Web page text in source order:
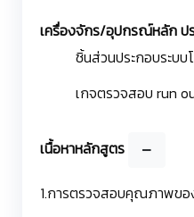
เครื่องจักร/อุปกรณ์หลัก ป
ชิ้นส่วนประกอบระบ
เกจตรวจสอบ run
เนื้อหาหลักสูตร
1.การตรวจสอบคุณภาพขอ